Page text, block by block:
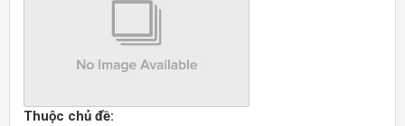
Thuộc chủ đề: